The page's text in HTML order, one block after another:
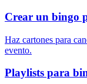
Crear un bingo
Haz cartones para
evento.
Playlists para